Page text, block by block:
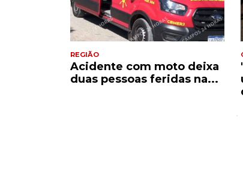
REGIÃO
Acidente com moto deixa
duas pessoas feridas na...